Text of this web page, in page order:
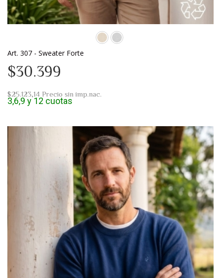
Art. 307 - Sweater Forte
$30.399
$25.123,14 Precio sin imp.nac.
3,6,9 y 12 cuotas